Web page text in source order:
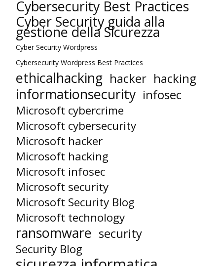
Cybersecurity Best Practices
Cyber Security guida alla
gestione della Sicurezza
Cyber Security Wordpress
Cybersecurity Wordpress Best Practices
ethicalhacking hacker hacking
informationsecurity infosec
Microsoft cybercrime
Microsoft cybersecurity
Microsoft hacker
Microsoft hacking
Microsoft infosec
Microsoft security
Microsoft Security Blog
Microsoft technology
ransomware security
Security Blog